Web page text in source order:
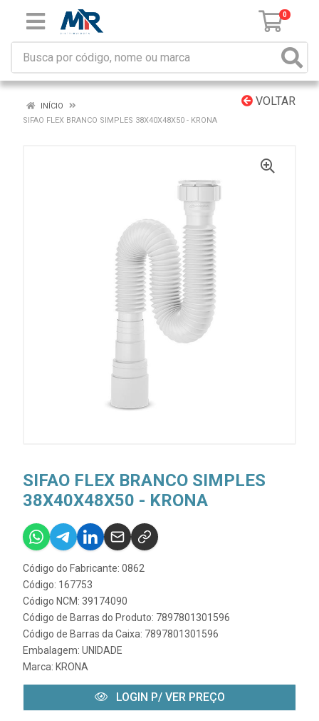
0
VOLTAR
INÍCIO
SIFAO FLEX BRANCO SIMPLES 38X40X48X50 - KRONA
SIFAO FLEX BRANCO SIMPLES
38X40X48X50 - KRONA
Código do Fabricante: 0862
Código: 167753
Código NCM: 39174090
Código de Barras do Produto: 7897801301596
Código de Barras da Caixa: 7897801301596
Embalagem: UNIDADE
Marca: KRONA
LOGIN P/ VER PREÇO